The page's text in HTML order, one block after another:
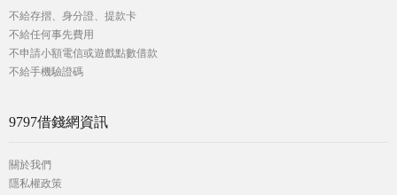
不給存摺、身分證、提款卡
不給任何事先費用
不申請小額電信或遊戲點數借款
不給手機驗證碼
9797借錢網資訊
關於我們
隱私權政策